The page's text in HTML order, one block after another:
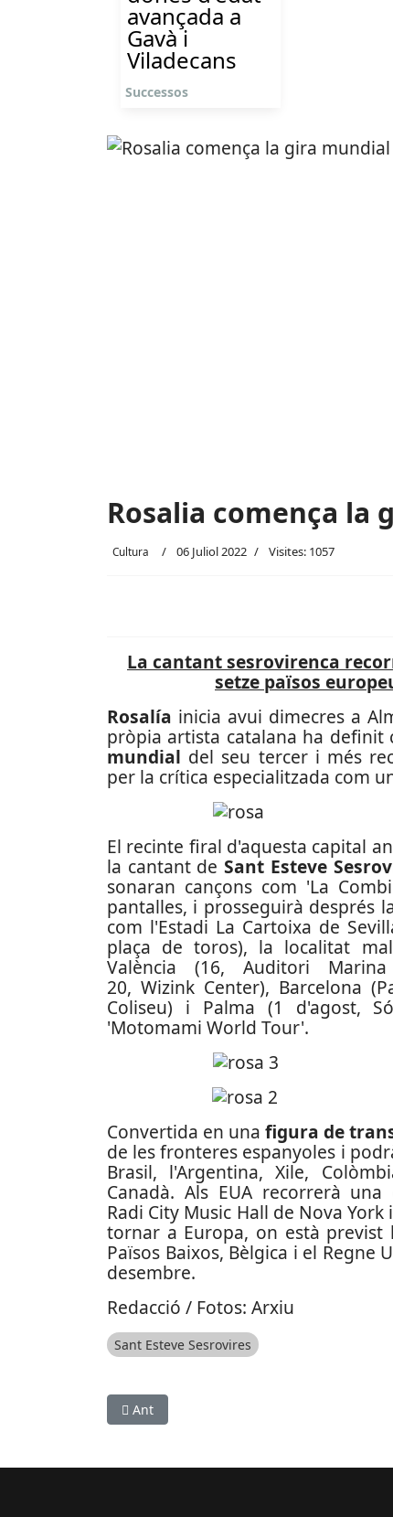
avançada a
Gavà i
Viladecans
Successos
Rosalia comença la
Cultura 06 Juliol 2022 Visites: 1057
La cantant sesrovirenca
setze països
Rosalía inicia avui dimecres a
pròpia artista catalana ha definit
mundial del seu tercer i més
per la crítica especialitzada com
El recinte firal d'aquesta capital
la cantant deSant Esteve
sonaran cançons com 'La
pantalles, i prosseguirà després
com l'Estadi La Cartoixa de
plaça de toros), la localitat
València (16, Auditori
20, Wizink Center), Barcelona
Coliseu) i Palma (1 d'agost,
'Motomami World Tour'.
Convertida en una figura de
de les fronteres espanyoles i
Brasil, l'Argentina, Xile,
Canadà. Als EUA recorrerà
Radi City Music Hall de Nova
tornar a Europa, on està previst
Països Baixos, Bèlgica i el
desembre.
Redacció / Fotos: Arxiu
Sant Esteve Sesrovires
Article anterior: L’Altaveu 2022 de Sant Boi
Ant